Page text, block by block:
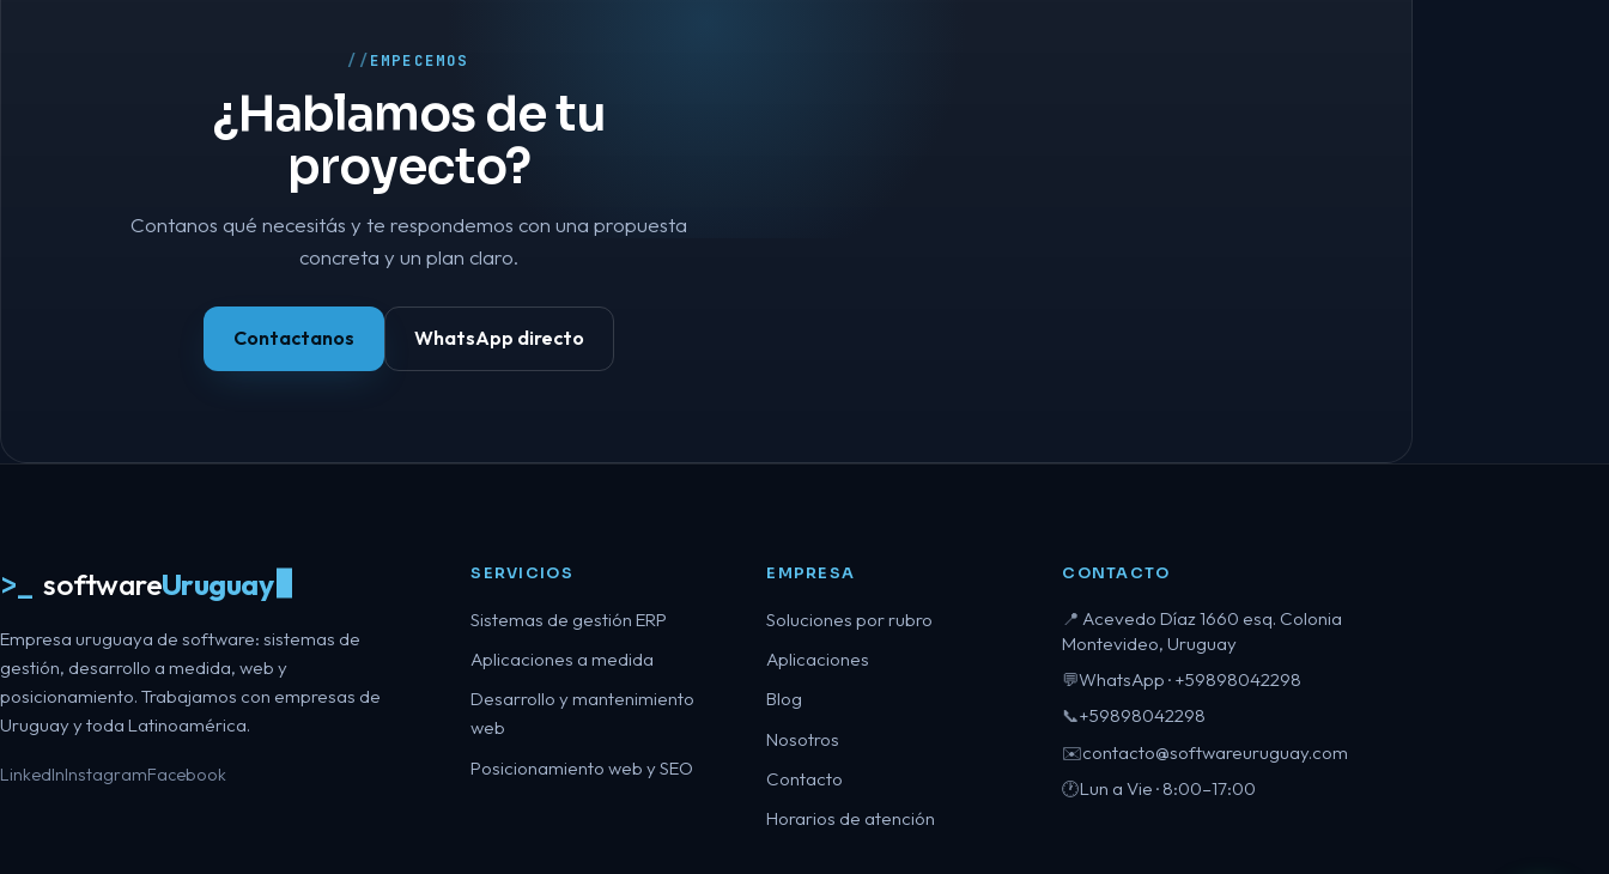
EMPECEMOS
¿Hablamos de tu
proyecto?
Contanos qué necesitás y te respondemos con una propuesta
concreta y un plan claro.
Contactanos WhatsApp directo
>_ softwareUruguay
Empresa uruguaya de software: sistemas de
gestión, desarrollo a medida, web y
posicionamiento. Trabajamos con empresas de
Uruguay y toda Latinoamérica.
LinkedInInstagramFacebook
SERVICIOS
Sistemas de gestión ERP
Aplicaciones a medida
Desarrollo y mantenimiento
web
Posicionamiento web y SEO
EMPRESA
Soluciones por rubro
Aplicaciones
Blog
Nosotros
Contacto
Horarios de atención
CONTACTO
📍 Acevedo Díaz 1660 esq. Colonia
Montevideo, Uruguay
💬WhatsApp · +59898042298
📞+59898042298
✉️contacto@softwareuruguay.com
🕐Lun a Vie · 8:00–17:00